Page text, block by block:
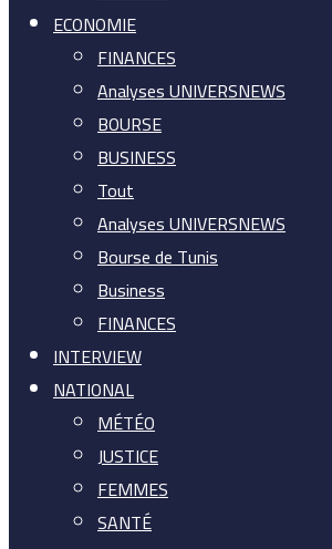
ECONOMIE
FINANCES
Analyses UNIVERSNEWS
BOURSE
BUSINESS
Tout
Analyses UNIVERSNEWS
Bourse de Tunis
Business
FINANCES
INTERVIEW
NATIONAL
MÉTÉO
JUSTICE
FEMMES
SANTÉ